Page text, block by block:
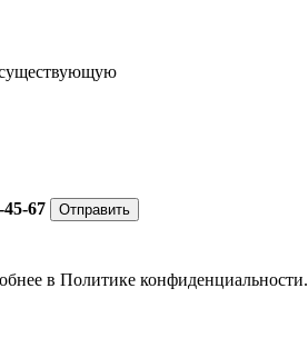
существующую
45-67 Отправить
в Политике конфиденциальности.